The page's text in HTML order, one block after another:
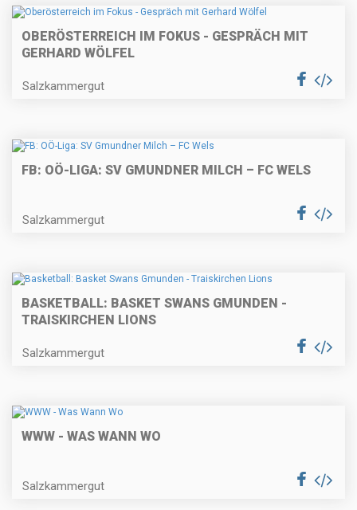
OBERÖSTERREICH IM FOKUS - GESPRÄCH MIT
GERHARD WÖLFEL
Salzkammergut
FB: OÖ-LIGA: SV GMUNDNER MILCH – FC WELS
Salzkammergut
BASKETBALL: BASKET SWANS GMUNDEN -
TRAISKIRCHEN LIONS
Salzkammergut
WWW - WAS WANN WO
Salzkammergut